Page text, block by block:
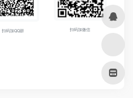
扫码加QQ群 扫码加微信